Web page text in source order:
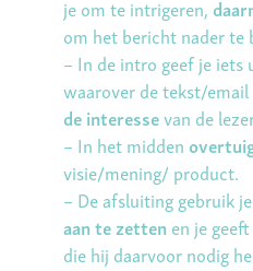
je om te intrigeren,
om het bericht nader te
– In de intro geef je iets
waarover de tekst/
de interessevan de
– In het midden
visie/mening/ product.
– De afsluiting gebruik
aan te zetten en je
die hij daarvoor nodig